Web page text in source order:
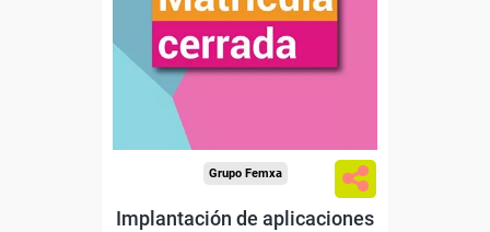
Grupo Femxa
Implantación de aplicaciones